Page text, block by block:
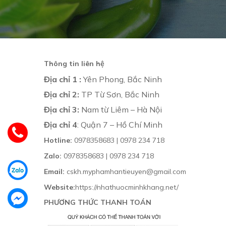
Thông tin liên hệ
Địa chỉ 1 :Yên Phong, Bắc Ninh
Địa chỉ 2: TP Từ Sơn, Bắc Ninh
Địa chỉ 3: Nam từ Liêm – Hà Nội
Địa chỉ 4: Quận 7 – Hồ Chí Minh
Hotline: 0978358683 | 0978 234 718
Zalo: 0978358683 | 0978 234 718
Email: cskh.myphamhantieuyen@gmail.com
Website:https://nhathuocminhkhang.net/
PHƯƠNG THỨC THANH TOÁN